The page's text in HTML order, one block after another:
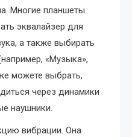
Многие планшеты
эквалайзер для
а также выбирать
«Музыка»,
можете выбрать,
через динамики
наушники.
вибрации. Она